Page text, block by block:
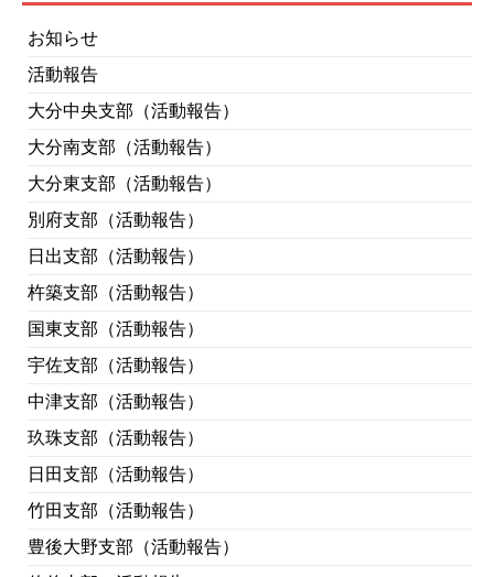
お知らせ
活動報告
大分中央支部（活動報告）
大分南支部（活動報告）
大分東支部（活動報告）
別府支部（活動報告）
日出支部（活動報告）
杵築支部（活動報告）
国東支部（活動報告）
宇佐支部（活動報告）
中津支部（活動報告）
玖珠支部（活動報告）
日田支部（活動報告）
竹田支部（活動報告）
豊後大野支部（活動報告）